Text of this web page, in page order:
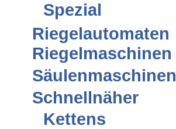
Spezial
Riegelautomaten
Riegelmaschinen
Säulenmaschinen
Schnellnäher
Kettens